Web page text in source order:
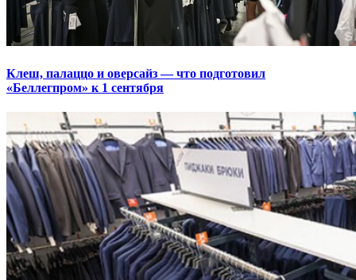
Клеш, палаццо и оверсайз — что подготовил
«Беллегпром» к 1 сентября